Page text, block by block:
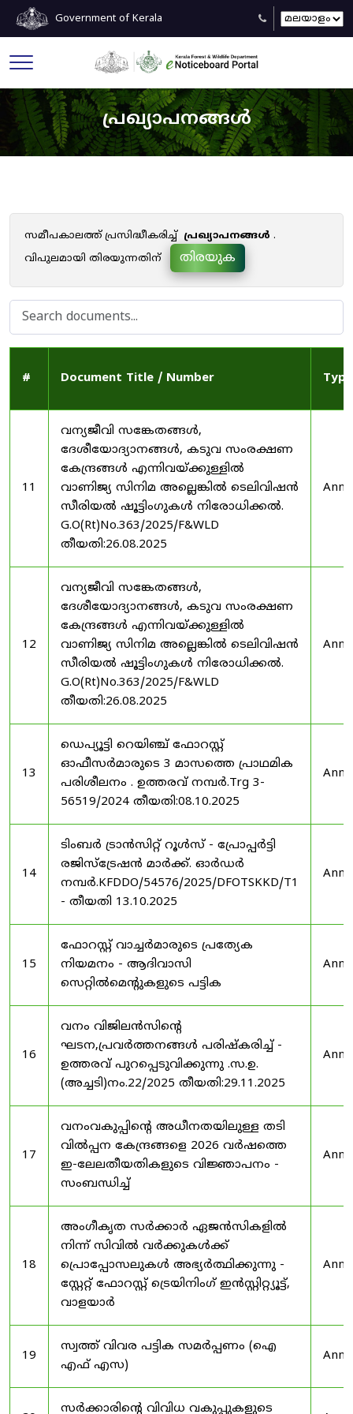
Government of Kerala
പ്രഖ്യാപനങ്ങൾ
സമീപകാലത്ത് പ്രസിദ്ധീകരിച്ച് പ്രഖ്യാപനങ്ങൾ .
വിപുലമായി തിരയുന്നതിന്
തിരയുക
# Document Title / Number Type
11
വന്യജീവി സങ്കേതങ്ങൾ,
ദേശീയോദ്യാനങ്ങൾ, കടുവ സംരക്ഷണ
കേന്ദ്രങ്ങൾ എന്നിവയ്ക്കുള്ളിൽ
വാണിജ്യ സിനിമ അല്ലെങ്കിൽ ടെലിവിഷൻ
സീരിയൽ ഷൂട്ടിംഗുകൾ നിരോധിക്കൽ.
G.O(Rt)No.363/2025/F&WLD
തീയതി:26.08.2025
12
വന്യജീവി സങ്കേതങ്ങൾ,
ദേശീയോദ്യാനങ്ങൾ, കടുവ സംരക്ഷണ
കേന്ദ്രങ്ങൾ എന്നിവയ്ക്കുള്ളിൽ
വാണിജ്യ സിനിമ അല്ലെങ്കിൽ ടെലിവിഷൻ
സീരിയൽ ഷൂട്ടിംഗുകൾ നിരോധിക്കൽ.
G.O(Rt)No.363/2025/F&WLD
തീയതി:26.08.2025
13
ഡെപ്യൂട്ടി റെയിഞ്ച് ഫോറസ്റ്റ്
ഓഫീസർമാരുടെ 3 മാസത്തെ പ്രാഥമിക
പരിശീലനം . ഉത്തരവ് നമ്പർ.Trg 3-
56519/2024 തീയതി:08.10.2025
14
ടിംബർ ട്രാൻസിറ്റ് റൂൾസ് - പ്രോപ്പർട്ടി
രജിസ്ട്രേഷൻ മാർക്ക്. ഓർഡർ
നമ്പർ.KFDDO/54576/2025/DFOTSKKD/T1
- തീയതി 13.10.2025
15
ഫോറസ്റ്റ് വാച്ചർമാരുടെ പ്രത്യേക
നിയമനം - ആദിവാസി
സെറ്റിൽമെന്റുകളുടെ പട്ടിക
16
വനം വിജിലൻസിന്റെ
ഘടന,പ്രവർത്തനങ്ങൾ പരിഷ്കരിച്ച് -
ഉത്തരവ് പുറപ്പെടുവിക്കുന്നു .സ.ഉ.
(അച്ചടി)നം.22/2025 തീയതി:29.11.2025
17
വനംവകുപ്പിന്റെ അധീനതയിലുള്ള തടി
വിൽപ്പന കേന്ദ്രങ്ങളെ 2026 വർഷത്തെ
ഇ-ലേലതീയതികളുടെ വിജ്ഞാപനം -
സംബന്ധിച്ച്
18
അംഗീകൃത സർക്കാർ ഏജൻസികളിൽ
നിന്ന് സിവിൽ വർക്കുകൾക്ക്
പ്രൊപ്പോസലുകൾ അഭ്യർത്ഥിക്കുന്നു -
സ്റ്റേറ്റ് ഫോറസ്റ്റ് ട്രെയിനിംഗ് ഇൻസ്റ്റിറ്റ്യൂട്ട്,
വാളയാർ
19
സ്വത്ത് വിവര പട്ടിക സമർപ്പണം (ഐ
എഫ് എസ)
സർക്കാരിന്റെ വിവിധ വകുപ്പുകളുടെ